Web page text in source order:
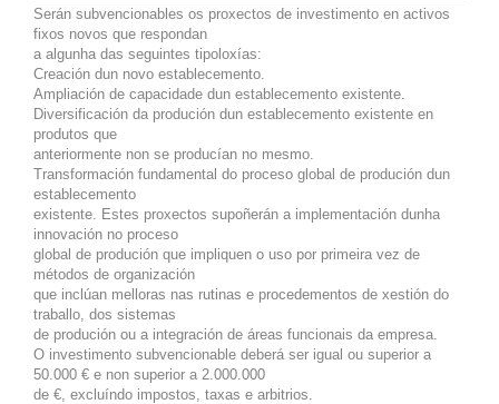
Serán subvencionables os proxectos de investimento en activos
fixos novos que respondan
a algunha das seguintes tipoloxías:
Creación dun novo establecemento.
Ampliación de capacidade dun establecemento existente.
Diversificación da produción dun establecemento existente en
produtos que
anteriormente non se producían no mesmo.
Transformación fundamental do proceso global de produción dun
establecemento
existente. Estes proxectos supoñerán a implementación dunha
innovación no proceso
global de produción que impliquen o uso por primeira vez de
métodos de organización
que inclúan melloras nas rutinas e procedementos de xestión do
traballo, dos sistemas
de produción ou a integración de áreas funcionais da empresa.
O investimento subvencionable deberá ser igual ou superior a
50.000 € e non superior a 2.000.000
de €, excluíndo impostos, taxas e arbitrios.